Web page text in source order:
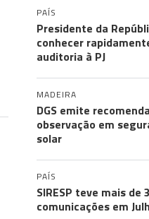
PAÍS
Presidente da
conhecer
auditoria à PJ
MADEIRA
DGS emite
observação em
solar
PAÍS
SIRESP teve mais de
comunicações em